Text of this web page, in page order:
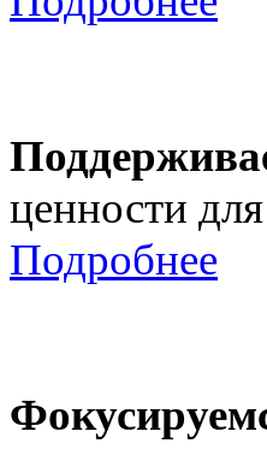
ценности
Подробнее